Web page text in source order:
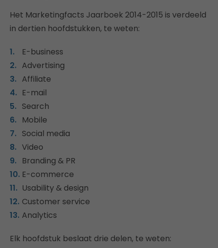
Het Marketingfacts Jaarboek 2014-2015 is verdeeld
in dertien hoofdstukken, te weten:
E-business
Advertising
Affiliate
E-mail
Search
Mobile
Social media
Video
Branding & PR
E-commerce
Usability & design
Customer service
Analytics
Elk hoofdstuk beslaat drie delen, te weten: